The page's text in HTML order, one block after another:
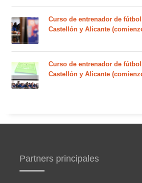
Curso de entrenador de
Castellón y Alicante
Curso de entrenador de
Castellón y Alicante
Partners principales